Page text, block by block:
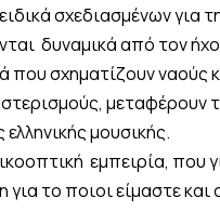
σχεδιασμένων για
δυναμικά από τον
που σχηματίζουν ναούς
μεταφέρουν
μουσικής.
εμπειρία, που
για το ποιοι είμαστε